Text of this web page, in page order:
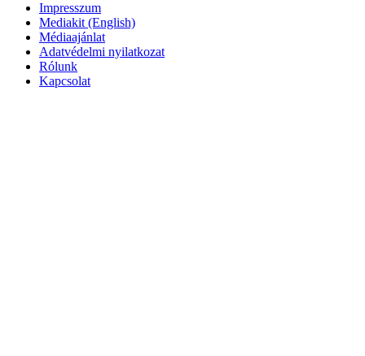
Impresszum
Mediakit (English)
Médiaajánlat
Adatvédelmi nyilatkozat
Rólunk
Kapcsolat